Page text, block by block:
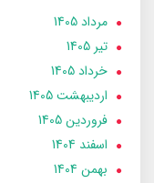
مرداد 1405
تير 1405
خرداد 1405
ارديبهشت 1405
فروردین 1405
اسفند 1404
بهمن 1404